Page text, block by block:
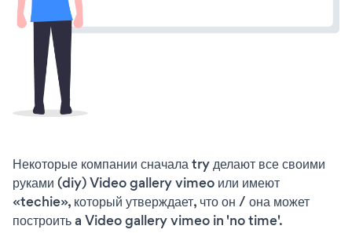
Некоторые компании сначала try делают все своими
руками (diy) Video gallery vimeo или имеют
«techie», который утверждает, что он / она может
построить a Video gallery vimeo in 'no time'.